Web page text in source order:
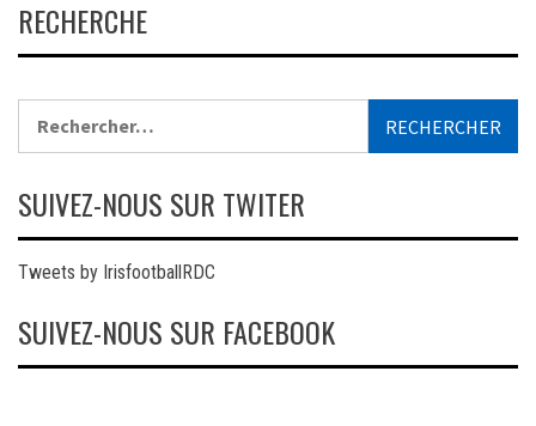
RECHERCHE
SUIVEZ-NOUS SUR TWITER
Tweets by IrisfootballRDC
SUIVEZ-NOUS SUR FACEBOOK